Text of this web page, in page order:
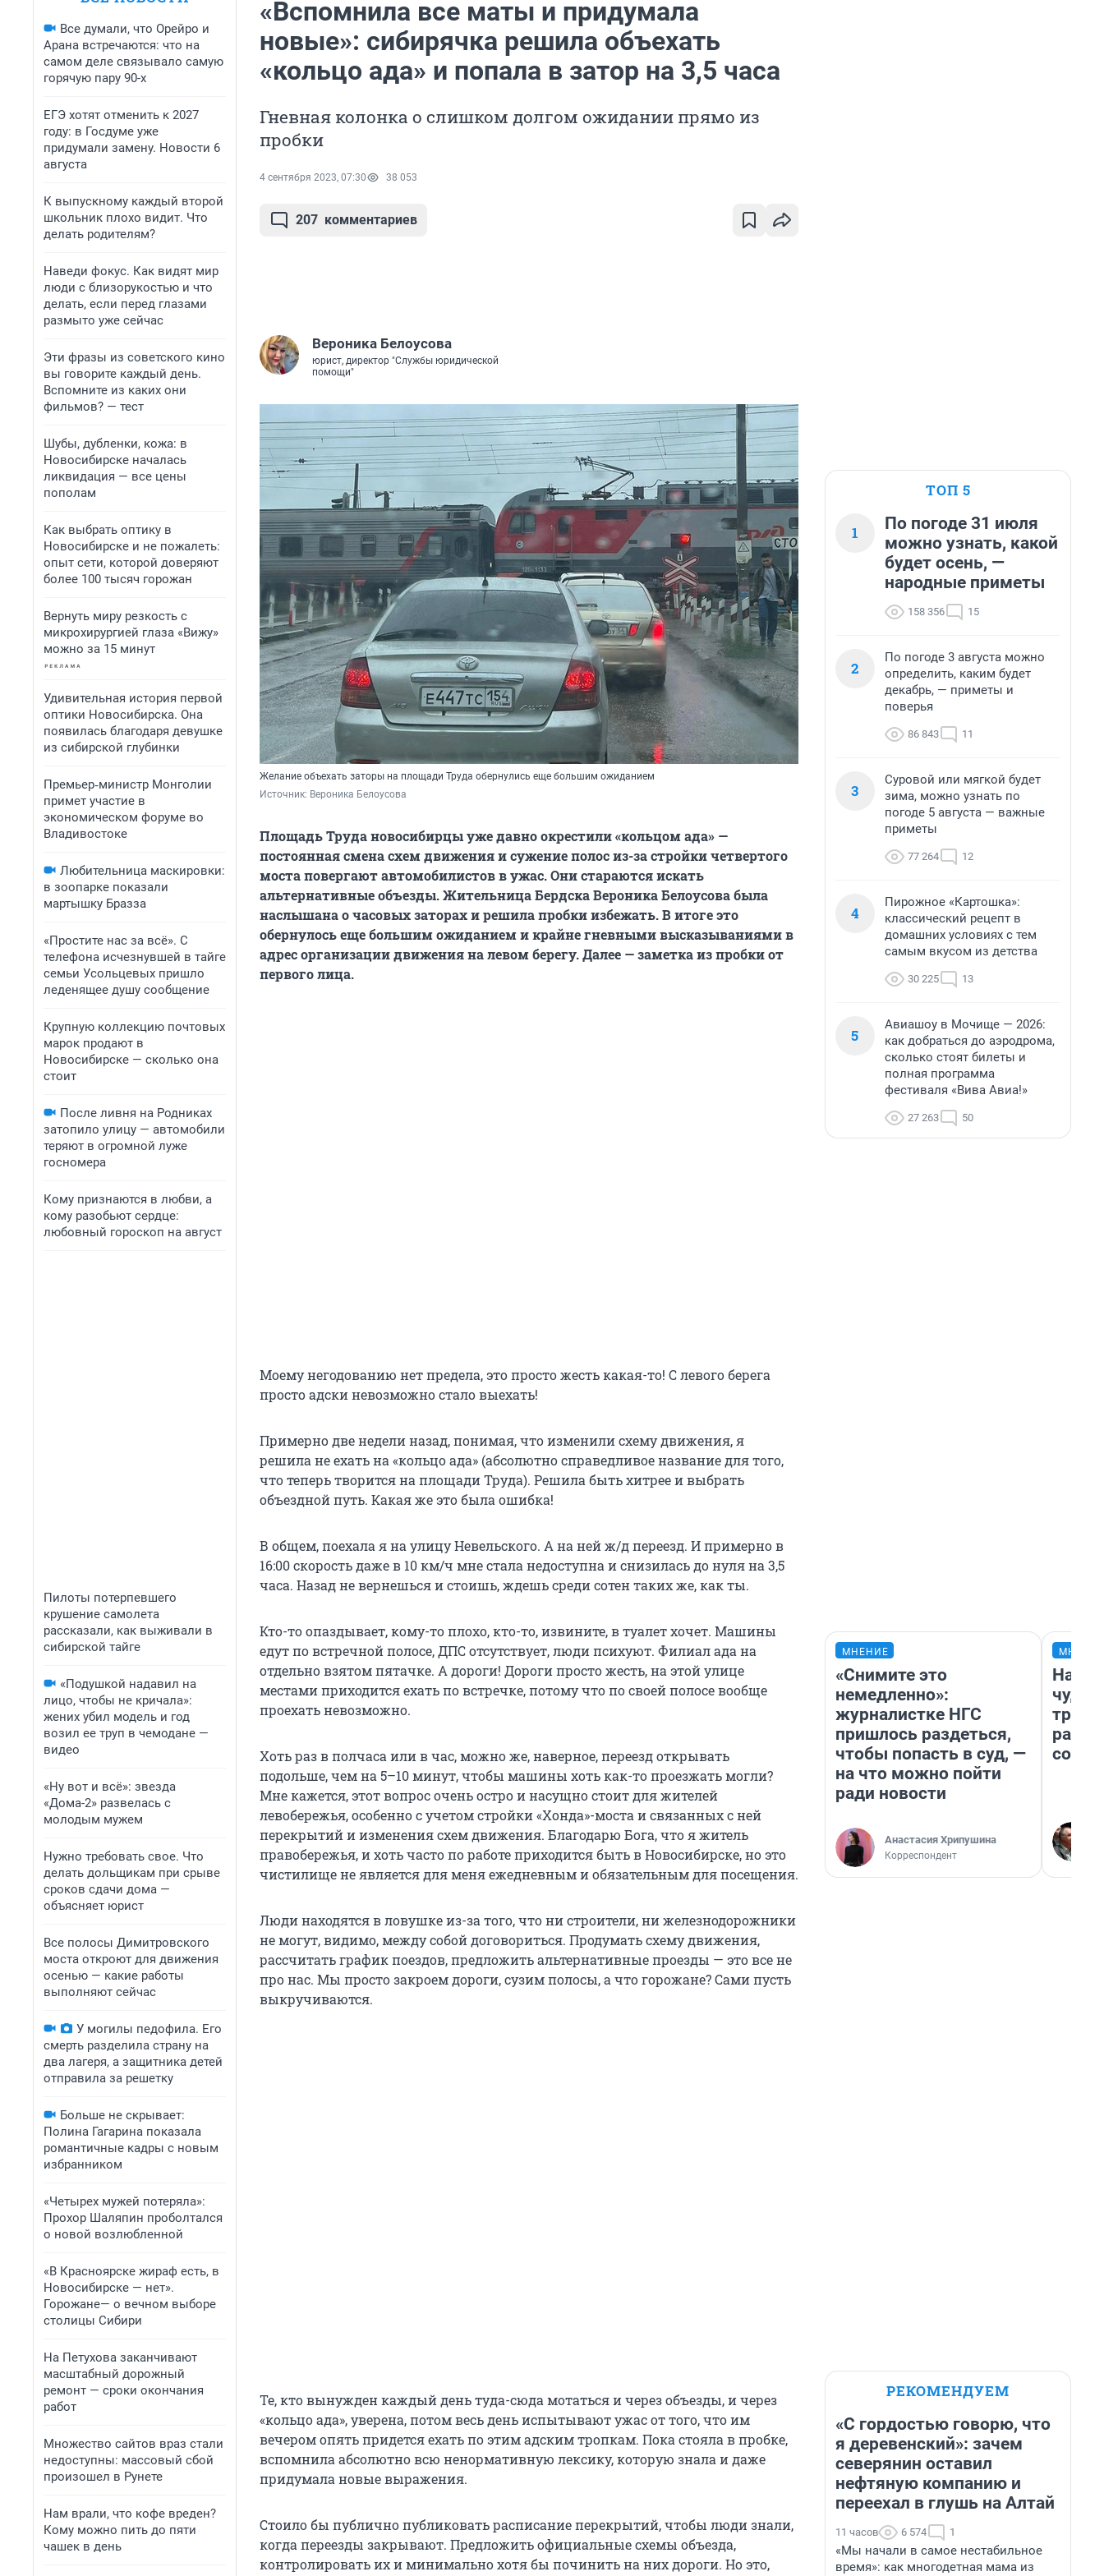
Все думали, что Орейро и
Арана встречаются: что на
самом деле связывало самую
горячую пару 90-х
ЕГЭ хотят отменить к 2027
году: в Госдуме уже
придумали замену. Новости 6
августа
К выпускному каждый второй
школьник плохо видит. Что
делать родителям?
Наведи фокус. Как видят мир
люди с близорукостью и что
делать, если перед глазами
размыто уже сейчас
Эти фразы из советского кино
вы говорите каждый день.
Вспомните из каких они
фильмов? — тест
Шубы, дубленки, кожа: в
Новосибирске началась
ликвидация — все цены
пополам
Как выбрать оптику в
Новосибирске и не пожалеть:
опыт сети, которой доверяют
более 100 тысяч горожан
Вернуть миру резкость с
микрохирургией глаза «Вижу»
можно за 15 минут
Удивительная история первой
оптики Новосибирска. Она
появилась благодаря девушке
из сибирской глубинки
Премьер‑министр Монголии
примет участие в
экономическом форуме во
Владивостоке
Любительница маскировки:
в зоопарке показали
мартышку Бразза
«Простите нас за всё». С
телефона исчезнувшей в тайге
семьи Усольцевых пришло
леденящее душу сообщение
Крупную коллекцию почтовых
марок продают в
Новосибирске — сколько она
стоит
После ливня на Родниках
затопило улицу — автомобили
теряют в огромной луже
госномера
Кому признаются в любви, а
кому разобьют сердце:
любовный гороскоп на август
Пилоты потерпевшего
крушение самолета
рассказали, как выживали в
сибирской тайге
«Подушкой надавил на
лицо, чтобы не кричала»:
жених убил модель и год
возил ее труп в чемодане —
видео
«Ну вот и всё»: звезда
«Дома-2» развелась с
молодым мужем
Нужно требовать свое. Что
делать дольщикам при срыве
сроков сдачи дома —
объясняет юрист
Все полосы Димитровского
моста откроют для движения
осенью — какие работы
выполняют сейчас
У могилы педофила. Его
смерть разделила страну на
два лагеря, а защитника детей
отправила за решетку
Больше не скрывает:
Полина Гагарина показала
романтичные кадры с новым
избранником
«Четырех мужей потеряла»:
Прохор Шаляпин проболтался
о новой возлюбленной
«В Красноярске жираф есть, в
Новосибирске — нет».
Горожане— о вечном выборе
столицы Сибири
На Петухова заканчивают
масштабный дорожный
ремонт — сроки окончания
работ
Множество сайтов враз стали
недоступны: массовый сбой
произошел в Рунете
Нам врали, что кофе вреден?
Кому можно пить до пяти
чашек в день
«Вспомнила все маты и придумала
новые»: сибирячка решила объехать
«кольцо ада» и попала в затор на 3,5 часа
Гневная колонка о слишком долгом ожидании прямо из
пробки
4 сентября 2023, 07:30 38 053
207 комментариев
Вероника Белоусова
юрист, директор "Службы юридической
помощи"
Желание объехать заторы на площади Труда обернулись еще большим ожиданием
Источник: Вероника Белоусова
Площадь Труда новосибирцы уже давно окрестили «кольцом ада» —
постоянная смена схем движения и сужение полос из-за стройки четвертого
моста повергают автомобилистов в ужас. Они стараются искать
альтернативные объезды. Жительница Бердска Вероника Белоусова была
наслышана о часовых заторах и решила пробки избежать. В итоге это
обернулось еще большим ожиданием и крайне гневными высказываниями в
адрес организации движения на левом берегу. Далее — заметка из пробки от
первого лица.
Моему негодованию нет предела, это просто жесть какая-то! С левого берега
просто адски невозможно стало выехать!
Примерно две недели назад, понимая, что изменили схему движения, я
решила не ехать на «кольцо ада» (абсолютно справедливое название для того,
что теперь творится на площади Труда). Решила быть хитрее и выбрать
объездной путь. Какая же это была ошибка!
В общем, поехала я на улицу Невельского. А на ней ж/д переезд. И примерно в
16:00 скорость даже в 10 км/ч мне стала недоступна и снизилась до нуля на 3,5
часа. Назад не вернешься и стоишь, ждешь среди сотен таких же, как ты.
Кто-то опаздывает, кому-то плохо, кто-то, извините, в туалет хочет. Машины
едут по встречной полосе, ДПС отсутствует, люди психуют. Филиал ада на
отдельно взятом пятачке. А дороги! Дороги просто жесть, на этой улице
местами приходится ехать по встречке, потому что по своей полосе вообще
проехать невозможно.
Хоть раз в полчаса или в час, можно же, наверное, переезд открывать
подольше, чем на 5–10 минут, чтобы машины хоть как-то проезжать могли?
Мне кажется, этот вопрос очень остро и насущно стоит для жителей
левобережья, особенно с учетом стройки «Хонда»-моста и связанных с ней
перекрытий и изменения схем движения. Благодарю Бога, что я житель
правобережья, и хоть часто по работе приходится быть в Новосибирске, но это
чистилище не является для меня ежедневным и обязательным для посещения.
Люди находятся в ловушке из-за того, что ни строители, ни железнодорожники
не могут, видимо, между собой договориться. Продумать схему движения,
рассчитать график поездов, предложить альтернативные проезды — это все не
про нас. Мы просто закроем дороги, сузим полосы, а что горожане? Сами пусть
выкручиваются.
Те, кто вынужден каждый день туда-сюда мотаться и через объезды, и через
«кольцо ада», уверена, потом весь день испытывают ужас от того, что им
вечером опять придется ехать по этим адским тропкам. Пока стояла в пробке,
вспомнила абсолютно всю ненормативную лексику, которую знала и даже
придумала новые выражения.
Стоило бы публично публиковать расписание перекрытий, чтобы люди знали,
когда переезды закрывают. Предложить официальные схемы объезда,
контролировать их и минимально хотя бы починить на них дороги. Но это,
ТОП 5
1
По погоде 31 июля
можно узнать, какой
будет осень, —
народные приметы
158 356 15
2
По погоде 3 августа можно
определить, каким будет
декабрь, — приметы и
поверья
86 843 11
3
Суровой или мягкой будет
зима, можно узнать по
погоде 5 августа — важные
приметы
77 264 12
4
Пирожное «Картошка»:
классический рецепт в
домашних условиях с тем
самым вкусом из детства
30 225 13
5
Авиашоу в Мочище — 2026:
как добраться до аэродрома,
сколько стоят билеты и
полная программа
фестиваля «Вива Авиа!»
27 263 50
МНЕНИЕ
«Снимите это
немедленно»:
журналистке НГС
пришлось раздеться,
чтобы попасть в суд, —
на что можно пойти
ради новости
Анастасия Хрипушина
Корреспондент
РЕКОМЕНДУЕМ
«С гордостью говорю, что
я деревенский»: зачем
северянин оставил
нефтяную компанию и
переехал в глушь на Алтай
11 часов 6 574 1
«Мы начали в самое нестабильное
время»: как многодетная мама из